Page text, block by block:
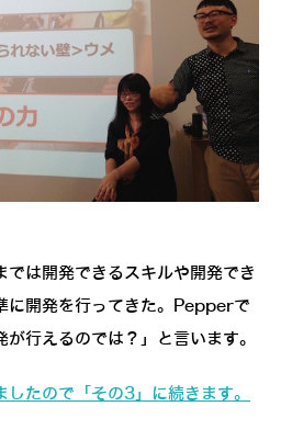
では開発できるスキルや開発でき
に開発を行ってきた。Pepperで
行えるのでは？」と言います。
したので「その3」に続きます。